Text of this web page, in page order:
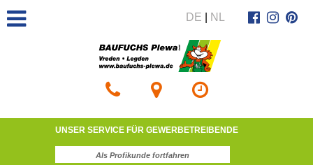
DE NL
UNSER SERVICE FÜR GEWERBETREIBENDE
Als Profikunde fortfahren